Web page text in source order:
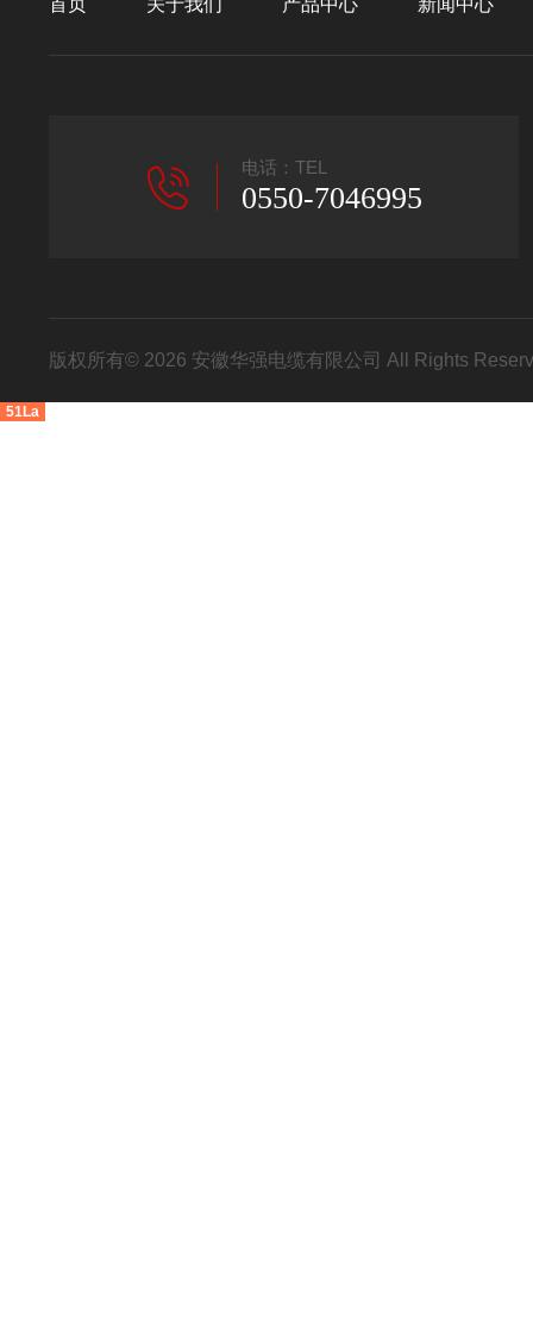
首页 关于我们 产品中心 新闻中心
电话：TEL
0550-7046995
版权所有© 2026 安徽华强电缆有限公司 All Rights
51La